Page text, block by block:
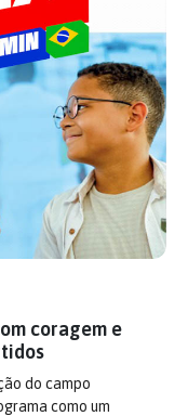
coragem e
do campo
como um